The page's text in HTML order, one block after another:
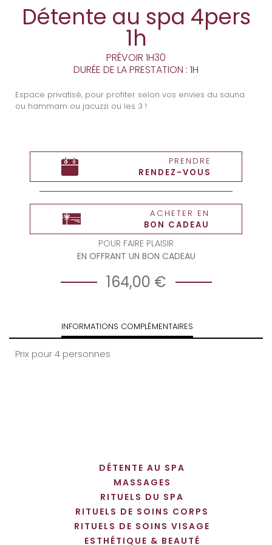
Détente au spa 4pers
1h
PRÉVOIR 1H30
DURÉE DE LA PRESTATION : 1H
Espace privatisé, pour profiter selon vos envies du sauna
ou hammam ou jacuzzi ou les 3 !
PRENDRE
RENDEZ-VOUS
ACHETER EN
BON CADEAU
POUR FAIRE PLAISIR
EN OFFRANT UN BON CADEAU
164,00 €
INFORMATIONS COMPLÉMENTAIRES
Prix pour 4 personnes
DÉTENTE AU SPA
MASSAGES
RITUELS DU SPA
RITUELS DE SOINS CORPS
RITUELS DE SOINS VISAGE
ESTHÉTIQUE & BEAUTÉ